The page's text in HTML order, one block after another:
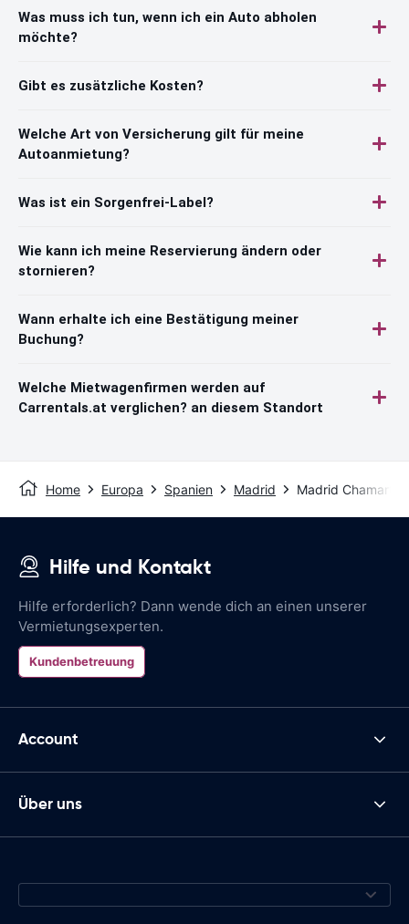
Was muss ich tun, wenn ich ein Auto abholen
möchte?
Gibt es zusätzliche Kosten?
Welche Art von Versicherung gilt für meine
Autoanmietung?
Was ist ein Sorgenfrei-Label?
Wie kann ich meine Reservierung ändern oder
stornieren?
Wann erhalte ich eine Bestätigung meiner
Buchung?
Welche Mietwagenfirmen werden auf
Carrentals.at verglichen? an diesem Standort
Home Europa Spanien Madrid Madrid Chamartin
Hilfe und Kontakt
Hilfe erforderlich? Dann wende dich an einen unserer
Vermietungsexperten.
Kundenbetreuung
Account
Über uns